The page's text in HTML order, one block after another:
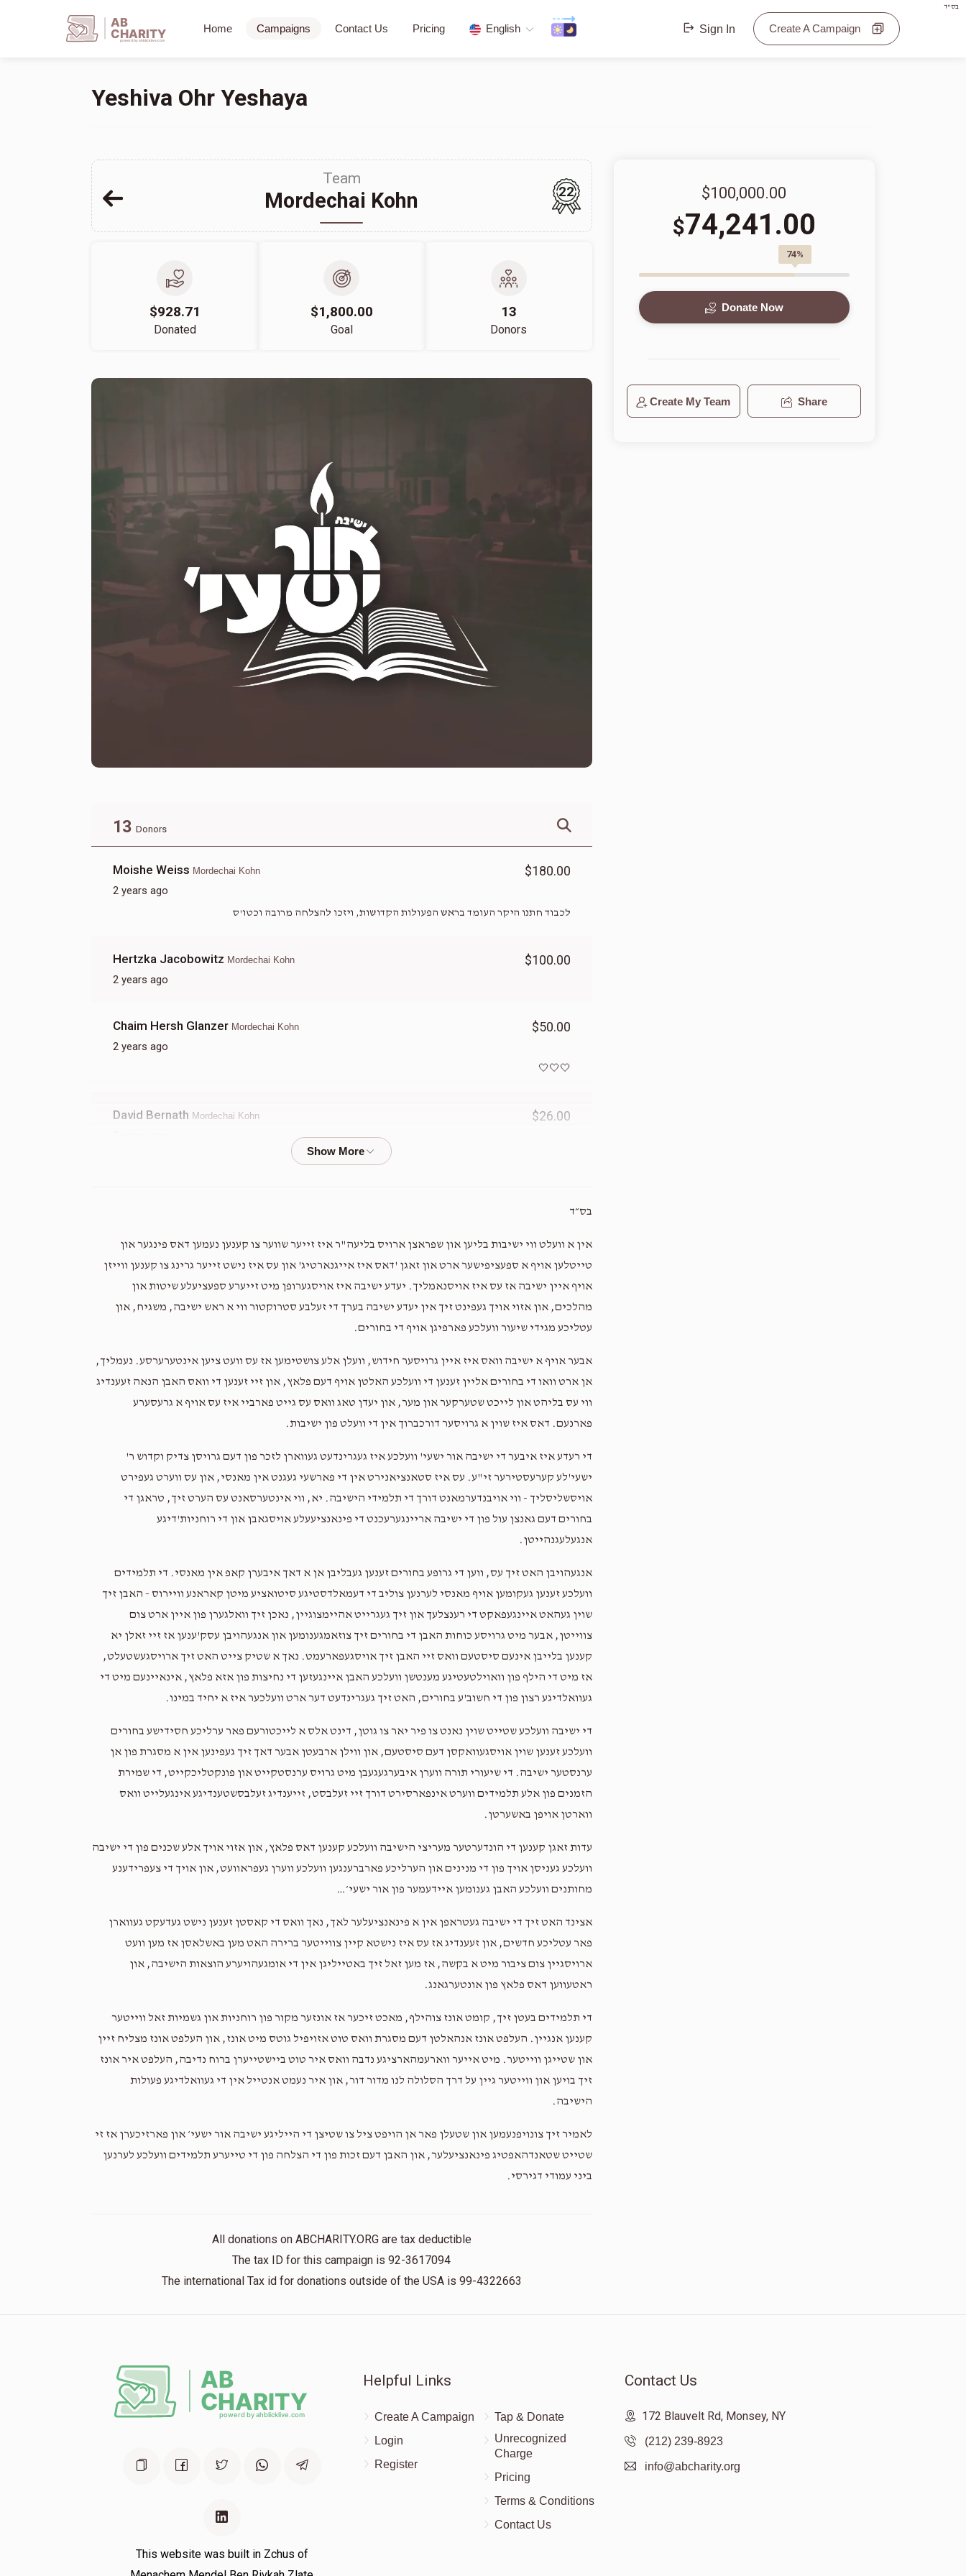
בס"ד
AB
CHARITY
powerd by ahblicklive.com
Home Campaigns Contact Us Pricing English Sign In Create A Campaign
Yeshiva Ohr Yeshaya
Team
Mordechai Kohn 22
$928.71
Donated
$1,800.00
Goal
13
Donors
13 Donors
Moishe Weiss Mordechai Kohn
2 years ago
$180.00
לכבוד חתנו היקר העומד בראש הפעולות הקדושות, ויזכו להצלחה מרובה וכטו'ס
Hertzka Jacobowitz Mordechai Kohn
2 years ago
$100.00
Chaim Hersh Glanzer Mordechai Kohn
2 years ago
$50.00
🤍🤍🤍
David Bernath Mordechai Kohn $26.00
Moshe Lichter Mordechai Kohn
2 years ago
$100.00
Yomty Sasson, Mordechai Kohn, Yossi Fried, Volvi Kohn, Yoely Jakobowitz,
2 years ago
בס״ד
אין א וועלט ווי ישיבות בליען און שפראצן ארויס בליעה"ר איז זייער שווער צו קענען נעמען דאס פינגער און
טייטלען אויף א ספעציפישער ארט און זאגן 'דאס איז אייגנארטיג' און עס איז נישט זייער גרינג צו קענען ווייזן
אויף איין ישיבה אז עס איז אויסנאמליך. יעדע ישיבה איז אויסגערופן מיט זייערע ספעציעלע שיטות און
מהלכים, און אזוי אויך געפינט זיך אין יעדע ישיבה בערך די זעלבע סטרוקטור ווי א ראש ישיבה, משגיח, און
עטליכע מגידי שיעור וועלכע פארפיגן אויף די בחורים.
אבער אויף א ישיבה וואס איז איין גרויסער חידוש, וועלן אלע צושטימען אז עס וועט ציען אינטערערסע. נעמליך,
אן ארט וואו די בחורים אליין זענען די וועלכע האלטן אויף דעם פלאץ, און זיי זענען די וואס האבן הנאה זעענדיג
ווי עס בליהט און לייכט שטערקער און מער, און יעדן טאג וואס עס גייט פארביי איז עס אויף א גרעסערע
פארנעם. דאס איז שוין א גרויסער דורכברוך אין די וועלט פון ישיבות.
די רעדע איז איבער די ישיבה אור ישעי' וועלכע איז געגרינדעט געווארן לזכר פון דעם גרויסן צדיק וקדוש ר'
ישעי'לע קערעסטירער זי"ע. עס איז סטאנציאנירט אין די פארשעי געגנט אין מאנסי, און עס ווערט געפירט
אויסשליסליך - ווי אויבנדערמאנט דורך די תלמידי הישיבה. יא, ווי אינטערסאנט עס הערט זיך, טראגן די
בחורים דעם גאנצן עול פון די ישיבה אריינגערעכנט די פינאנציעעלע אויסגאבן און די רוחניות'דיגע
אנגעלעגנהייטן.
אנגעהויבן האט זיך עס, ווען די גרופע בחורים זענען געבליבן אן א דאך איבערן קאפ אין מאנסי. די תלמידים
וועלכע זענען געקומען אויף מאנסי לערנען צוליב די דעמאלדסטיגע סיטואציע מיטן קאראנע וויירוס - האבן זיך
שוין געהאט איינגעפאקט די רענצלעך און זיך געגרייט אהיימצוגיין, נאכן זיך וואלגערן פון איין ארט צום
צווייטן, אבער מיט גרויסע כוחות האבן די בחורים זיך צוזאמגענומען און אנגעהויבן עסק'ענען אז זיי זאלן יא
קענען בלייבן אינעם סיסטעם וואס זיי האבן זיך אויסגעפארעמט. נאך א שטיק צייט האט זיך ארויסגעשטעלט,
אז מיט די הילף פון וואוילטעטיגע מענטשן וועלכע האבן איינגעזען די נחיצות פון אזא פלאץ, אינאיינעם מיט די
געוואלדיגע רצון פון די חשוב'ע בחורים, האט זיך געגרינדעט דער ארט וועלכער איז א יחיד במינו.
די ישיבה וועלכע שטייט שוין נאנט צו פיר יאר צו גוטן, דינט אלס א לייכטורעם פאר ערליכע חסידישע בחורים
וועלכע זענען שוין אויסגעוואקסן דעם סיסטעם, און ווילן ארבעטן אבער דאך זיך געפינען אין א מסגרת פון אן
ערנסטער ישיבה. די שיעורי תורה ווערן איבערגעגעבן מיט גרויס ערנסטקייט און פונקטליכקייט, די שמירת
הזמנים פון אלע תלמידים ווערט אינפארסירט דורך זיי זעלבסט, זייענדיג זעלבסשטענדיגע אינגעלייט וואס
ווארטן אויפן באשערטן.
עדות זאגן קענען די הונדערטער מעריצי הישיבה וועלכע קענען דאס פלאץ, און אזוי אויך אלע שכנים פון די ישיבה
וועלכע געניסן אויך פון די מנינים און הערליכע פארברענגען וועלכע ווערן געפראוועט, און אויך די צעפרידענע
מחותנים וועלכע האבן גענומען איידעמער פון אור ישעי׳…
אצינד האט זיך די ישיבה געטראפן אין א פינאנציעלער לאך, נאך וואס די קאסטן זענען נישט געדעקט געווארן
פאר עטליכע חדשים, און זעענדיג אז עס איז נישטא קיין צווייטער ברירה האט מען באשלאסן אז מען וועט
ארויסגיין צום ציבור מיט א בקשה, אז מען זאל זיך באטייליגן אין די אומגעהויערע הוצאות הישיבה, און
ראטעווען דאס פלאץ פון אונטערגאנג.
די תלמידים בעטן זיך, קומט אונז צוהילף, מאכט זיכער אז אונזער מקור פון רוחניות און גשמיות זאל ווייטער
קענען אנגיין. העלפט אונז אנהאלטן דעם מסגרת וואס טוט אזויפיל גוטס מיט אונז, און העלפט אונז מצליח זיין
און שטייגן ווייטער. מיט אייער ווארעמהארציגע נדבה וואס איר טוט ביישטייערן ברוח נדיבה, העלפט איר אונז
זיך בויען און ווייטער גיין על דרך הסלולה לנו מדור דור, און איר נעמט אנטייל אין די געוואלדיגע פעולות
הישיבה.
לאמיר זיך צונויפנעמען און שטעלן פאר אן הויפט ציל צו שטיצן די הייליגע ישיבה אור ישעי׳ און פארזיכערן אז זי
שטייט שטאנדהאפטיג פינאנציעלער, און האבן דעם זכות פון די הצלחה פון די טייערע תלמידים וועלכע לערנען
ביני עמודי דגירסי.
All donations on ABCHARITY.ORG are tax deductible
The tax ID for this campaign is 92-3617094
The international Tax id for donations outside of the USA is 99-4322663
$100,000.00
$74,241.00
74%
Donate Now
Create My Team Share
This website was built in Zchus of
Helpful Links
Create A Campaign
Login
Register
Tap & Donate
Unrecognized
Charge
Pricing
Terms & Conditions
Contact Us
Contact Us
172 Blauvelt Rd, Monsey, NY
(212) 239-8923
info@abcharity.org